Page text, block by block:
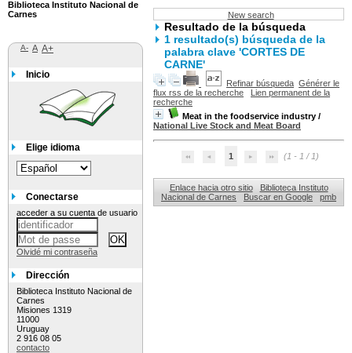
New search
Resultado de la búsqueda
1 resultado(s) búsqueda de la
palabra clave 'CORTES DE
CARNE'
Refinar búsqueda Générer le
flux rss de la recherche
Lien permanent de la
recherche
Meat in the foodservice industry /
National Live Stock and Meat Board
1 (1 - 1 / 1)
Enlace hacia otro sitio
Biblioteca Instituto
Nacional de Carnes
Buscar en Google pmb
Biblioteca Instituto Nacional de
Carnes
A- A A+
Inicio
Elige idioma
Conectarse
acceder a su cuenta de usuario
Olvidé mi contraseña
Dirección
Biblioteca Instituto Nacional de
Carnes
Misiones 1319
11000
Uruguay
2 916 08 05
contacto